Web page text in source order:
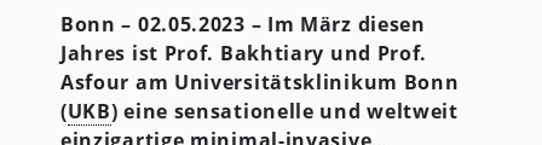
Bonn – 02.05.2023 – Im März diesen
Jahres ist Prof. Bakhtiary und Prof.
Asfour am Universitätsklinikum Bonn
(UKB) eine sensationelle und weltweit